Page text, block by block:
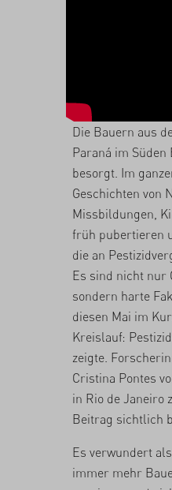
Die Bauern aus
Paraná im
besorgt. Im
Geschichten von
Missbildungen,
früh pubertieren
die an
Es sind nicht nur
sondern harte
diesen Mai im
Kreislauf:
zeigte.
Cristina Pontes
in Rio de Janeiro
Beitrag sichtlich
Es verwundert
immer mehr